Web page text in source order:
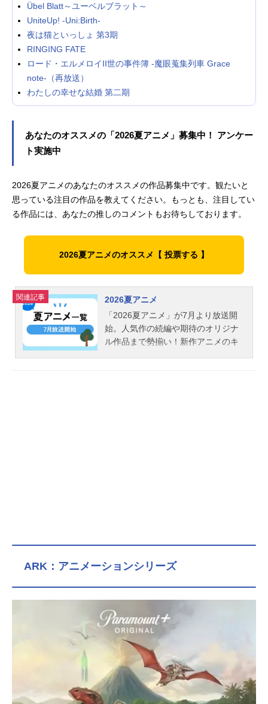
Übel Blatt～ユーベルブラット～
UniteUp! -Uni:Birth-
夜は猫といっしょ 第3期
RINGING FATE
ロード・エルメロイII世の事件簿 -魔眼蒐集列車 Grace
note-（再放送）
わたしの幸せな結婚 第二期
あなたのオススメの「2026夏アニメ」募集中！ アンケー
ト実施中
2026夏アニメのあなたのオススメの作品募集中です。観たいと
思っている注目の作品を教えてください。もっとも、注目してい
る作品には、あなたの推しのコメントもお待ちしております。
2026夏アニメのオススメ【 投票する 】
関連記事
2026夏アニメ
「2026夏アニメ」が7月より放送開
始。人気作の続編や期待のオリジナ
ル作品まで勢揃い！新作アニメのキ
ARK：アニメーションシリーズ